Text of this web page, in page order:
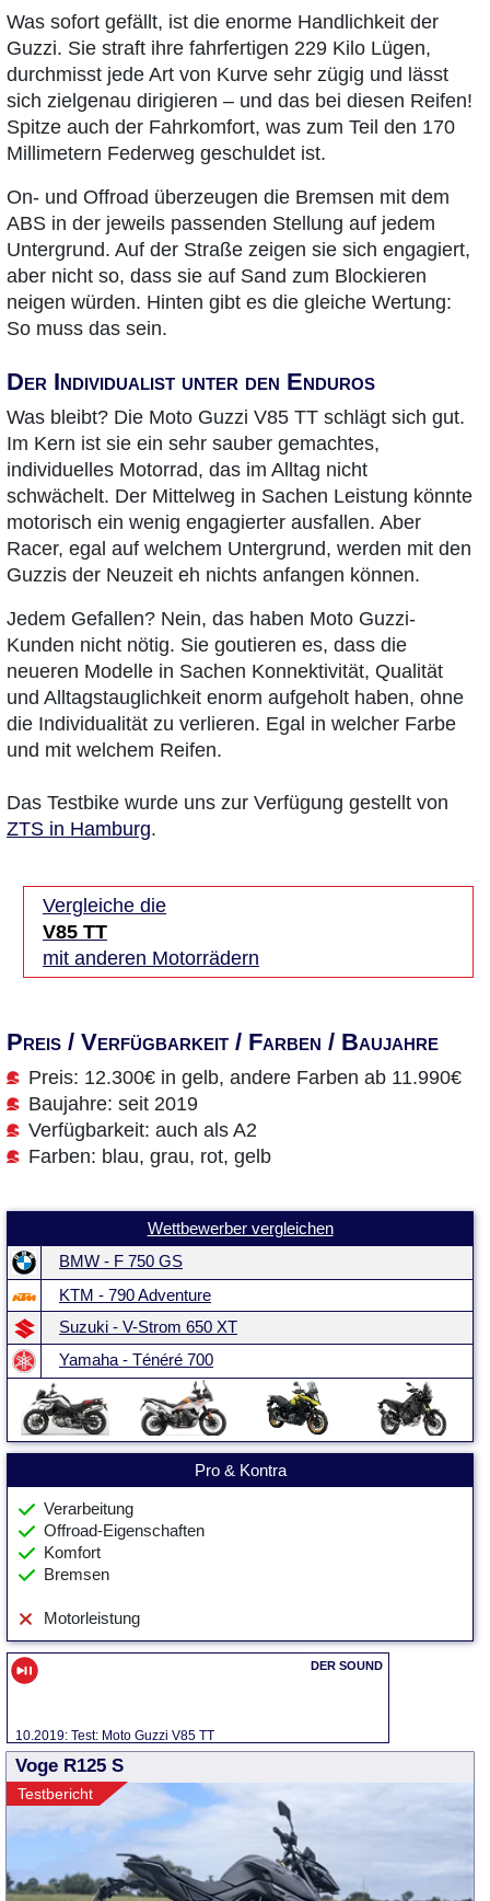
Was sofort gefällt, ist die enorme Handlichkeit der
Guzzi. Sie straft ihre fahrfertigen 229 Kilo Lügen,
durchmisst jede Art von Kurve sehr zügig und lässt
sich zielgenau dirigieren – und das bei diesen Reifen!
Spitze auch der Fahrkomfort, was zum Teil den 170
Millimetern Federweg geschuldet ist.
On- und Offroad überzeugen die Bremsen mit dem
ABS in der jeweils passenden Stellung auf jedem
Untergrund. Auf der Straße zeigen sie sich engagiert,
aber nicht so, dass sie auf Sand zum Blockieren
neigen würden. Hinten gibt es die gleiche Wertung:
So muss das sein.
Der Individualist unter den Enduros
Was bleibt? Die Moto Guzzi V85 TT schlägt sich gut.
Im Kern ist sie ein sehr sauber gemachtes,
individuelles Motorrad, das im Alltag nicht
schwächelt. Der Mittelweg in Sachen Leistung könnte
motorisch ein wenig engagierter ausfallen. Aber
Racer, egal auf welchem Untergrund, werden mit den
Guzzis der Neuzeit eh nichts anfangen können.
Jedem Gefallen? Nein, das haben Moto Guzzi-
Kunden nicht nötig. Sie goutieren es, dass die
neueren Modelle in Sachen Konnektivität, Qualität
und Alltagstauglichkeit enorm aufgeholt haben, ohne
die Individualität zu verlieren. Egal in welcher Farbe
und mit welchem Reifen.
Das Testbike wurde uns zur Verfügung gestellt von
ZTS in Hamburg.
Vergleiche die
V85 TT
mit anderen Motorrädern
Preis / Verfügbarkeit / Farben / Baujahre
Preis: 12.300€ in gelb, andere Farben ab 11.990€
Baujahre: seit 2019
Verfügbarkeit: auch als A2
Farben: blau, grau, rot, gelb
Wettbewerber vergleichen
BMW - F 750 GS
KTM - 790 Adventure
Suzuki - V-Strom 650 XT
Yamaha - Ténéré 700
Pro & Kontra
Verarbeitung
Offroad-Eigenschaften
Komfort
Bremsen
Motorleistung
10.2019: Test: Moto Guzzi V85 TT
Voge R125 S
Testbericht